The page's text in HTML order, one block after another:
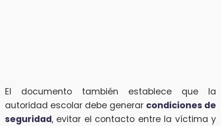
El documento también establece que la
autoridad escolar debe generar condiciones de
seguridad, evitar el contacto entre la víctima y